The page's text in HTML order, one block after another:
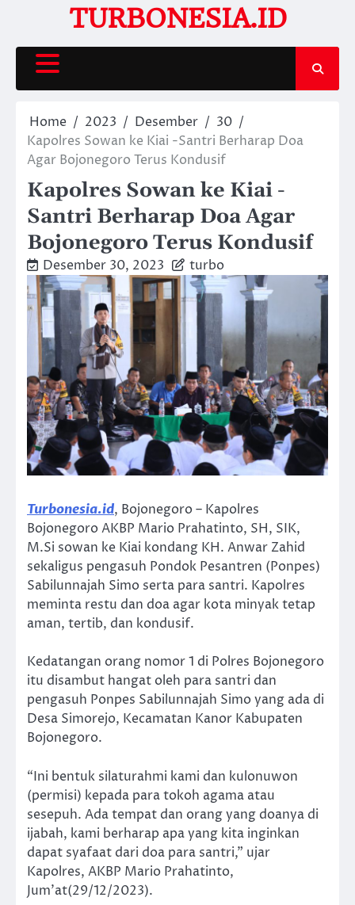
content
TURBONESIA.ID
Home 2023 Desember
30
Kapolres Sowan ke Kiai -Santri Berharap Doa
Agar Bojonegoro Terus Kondusif
Kapolres Sowan ke Kiai -
Santri Berharap Doa Agar
Bojonegoro Terus Kondusif
Desember 30, 2023 turbo
Turbonesia.id, Bojonegoro – Kapolres
Bojonegoro AKBP Mario Prahatinto, SH, SIK,
M.Si sowan ke Kiai kondang KH. Anwar Zahid
sekaligus pengasuh Pondok Pesantren (Ponpes)
Sabilunnajah Simo serta para santri. Kapolres
meminta restu dan doa agar kota minyak tetap
aman, tertib, dan kondusif.
Kedatangan orang nomor 1 di Polres Bojonegoro
itu disambut hangat oleh para santri dan
pengasuh Ponpes Sabilunnajah Simo yang ada di
Desa Simorejo, Kecamatan Kanor Kabupaten
Bojonegoro.
“Ini bentuk silaturahmi kami dan kulonuwon
(permisi) kepada para tokoh agama atau
sesepuh. Ada tempat dan orang yang doanya di
ijabah, kami berharap apa yang kita inginkan
dapat syafaat dari doa para santri,” ujar
Kapolres, AKBP Mario Prahatinto,
Jum’at(29/12/2023).